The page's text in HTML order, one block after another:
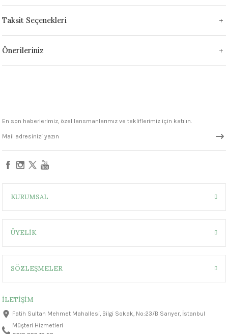
Taksit Seçenekleri
Önerileriniz
En son haberlerimiz, özel lansmanlarımız ve tekliflerimiz için katılın.
KURUMSAL
ÜYELİK
SÖZLEŞMELER
İLETİŞİM
Fatih Sultan Mehmet Mahallesi, Bilgi Sokak, No:23/B Sarıyer, İstanbul
Müşteri Hizmetleri